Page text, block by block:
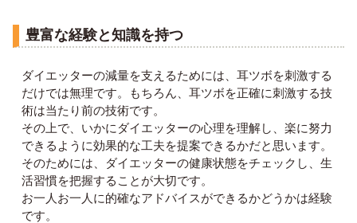
豊富な経験と知識を持つ
ダイエッターの減量を支えるためには、耳ツボを刺激する
だけでは無理です。もちろん、耳ツボを正確に刺激する技
術は当たり前の技術です。
その上で、いかにダイエッターの心理を理解し、楽に努力
できるように効果的な工夫を提案できるかだと思います。
そのためには、ダイエッターの健康状態をチェックし、生
活習慣を把握することが大切です。
お一人お一人に的確なアドバイスができるかどうかは経験
です。